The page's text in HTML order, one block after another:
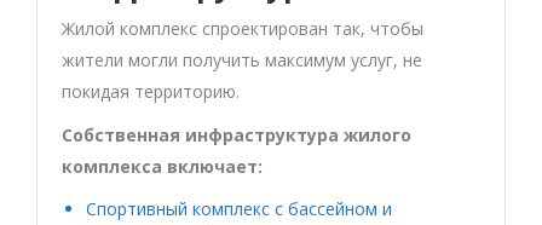
Жилой комплекс спроектирован так, чтобы
жители могли получить максимум услуг, не
покидая территорию.
Собственная инфраструктура жилого
комплекса включает:
Спортивный комплекс с бассейном и